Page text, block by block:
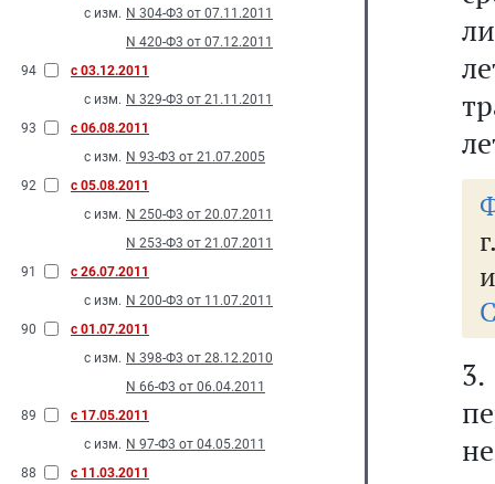
с изм. N 304-Ф3 от 07.11.2011
N 420-Ф3 от 07.12.2011
94
с 03.12.2011
с изм. N 329-Ф3 от 21.11.2011
93
с 06.08.2011
с изм. N 93-Ф3 от 21.07.2005
92
с 05.08.2011
с изм. N 250-Ф3 от 20.07.2011
N 253-Ф3 от 21.07.2011
91
с 26.07.2011
с изм. N 200-Ф3 от 11.07.2011
90
с 01.07.2011
с изм. N 398-Ф3 от 28.12.2010
N 66-Ф3 от 06.04.2011
89
с 17.05.2011
с изм. N 97-Ф3 от 04.05.2011
88
с 11.03.2011